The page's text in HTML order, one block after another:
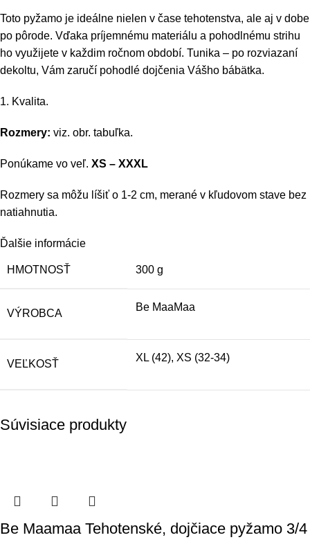
Toto pyžamo je ideálne nielen v čase tehotenstva, ale aj v dobe
po pôrode. Vďaka príjemnému materiálu a pohodlnému strihu
ho využijete v každim ročnom období. Tunika – po rozviazaní
dekoltu, Vám zaručí pohodlé dojčenia Vášho bábätka.
1. Kvalita.
Rozmery: viz. obr. tabuľka.
Ponúkame vo veľ. XS – XXXL
Rozmery sa môžu líšiť o 1-2 cm, merané v kľudovom stave bez
natiahnutia.
Ďalšie informácie
HMOTNOSŤ 300 g
VÝROBCA
Be MaaMaa
VEĽKOSŤ
XL (42), XS (32-34)
Súvisiace produkty
Be Maamaa Tehotenské, dojčiace pyžamo 3/4